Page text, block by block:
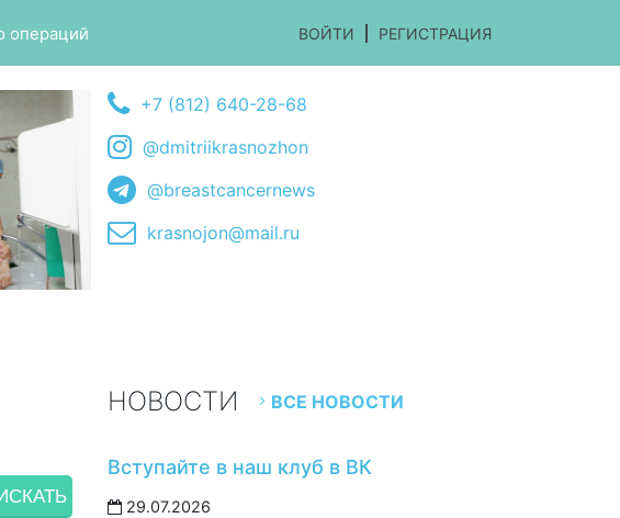
операций ВОЙТИ РЕГИСТРАЦИЯ
+7 (812) 640-28-68
@dmitriikrasnozhon
@breastcancernews
krasnojon@mail.ru
НОВОСТИ ВСЕ НОВОСТИ
Вступайте в наш клуб в ВК
29.07.2026